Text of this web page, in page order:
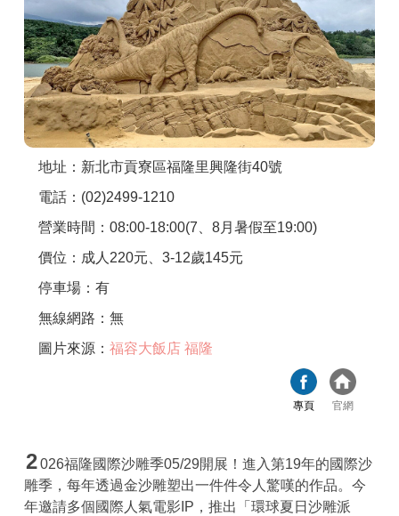
聯絡我們
APP下載
地址：新北市貢寮區福隆里興隆街40號
電話：(02)2499-1210
營業時間：08:00-18:00(7、8月暑假至19:00)
價位：成人220元、3-12歲145元
停車場：有
無線網路：無
圖片來源： 福容大飯店 福隆
專頁 官網
2026福隆國際沙雕季05/29開展！進入第19年的國際沙
雕季，每年透過金沙雕塑出一件件令人驚嘆的作品。今
年邀請多個國際人氣電影IP，推出「環球夏日沙雕派